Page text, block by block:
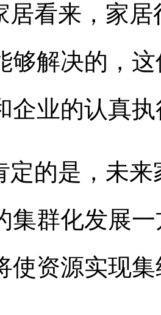
居看来，家
够解决的，
企业的认真
定的是，未
集群化发展
使资源实现